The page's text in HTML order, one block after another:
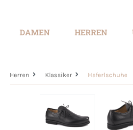
DAMEN HERREN
Herren Klassiker Haferlschuhe